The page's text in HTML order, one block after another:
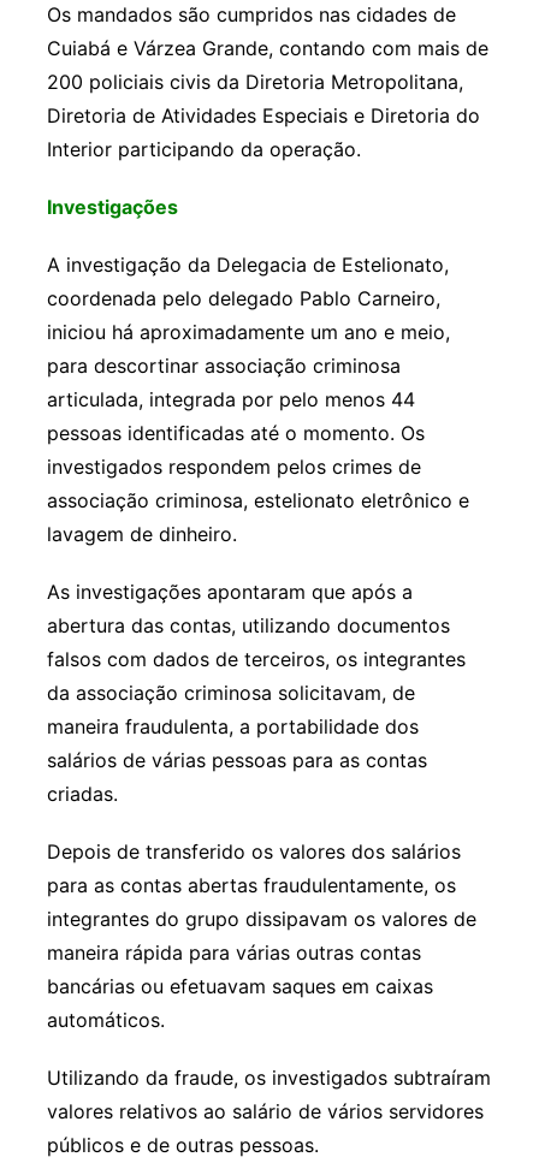
Os mandados são cumpridos nas cidades de
Cuiabá e Várzea Grande, contando com mais de
200 policiais civis da Diretoria Metropolitana,
Diretoria de Atividades Especiais e Diretoria do
Interior participando da operação.
Investigações
A investigação da Delegacia de Estelionato,
coordenada pelo delegado Pablo Carneiro,
iniciou há aproximadamente um ano e meio,
para descortinar associação criminosa
articulada, integrada por pelo menos 44
pessoas identificadas até o momento. Os
investigados respondem pelos crimes de
associação criminosa, estelionato eletrônico e
lavagem de dinheiro.
As investigações apontaram que após a
abertura das contas, utilizando documentos
falsos com dados de terceiros, os integrantes
da associação criminosa solicitavam, de
maneira fraudulenta, a portabilidade dos
salários de várias pessoas para as contas
criadas.
Depois de transferido os valores dos salários
para as contas abertas fraudulentamente, os
integrantes do grupo dissipavam os valores de
maneira rápida para várias outras contas
bancárias ou efetuavam saques em caixas
automáticos.
Utilizando da fraude, os investigados subtraíram
valores relativos ao salário de vários servidores
públicos e de outras pessoas.